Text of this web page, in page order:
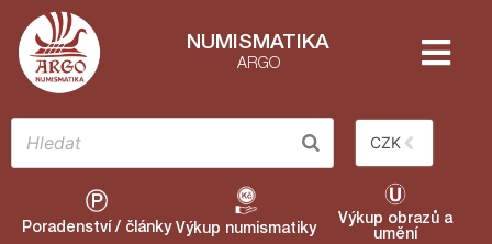
NUMISMATIKA
ARGO
CZK
Poradenství / články Výkup numismatiky
Výkup obrazů a
umění